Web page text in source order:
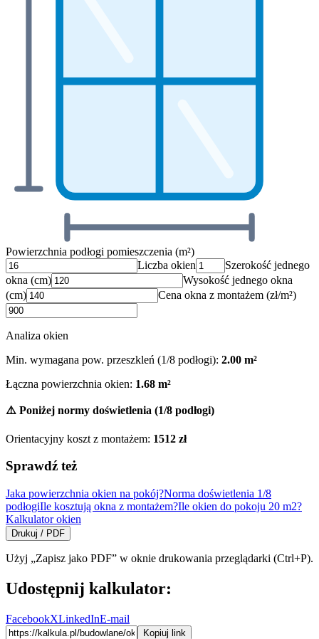
Powierzchnia podłogi pomieszczenia (m²)
Liczba okien
Szerokość jednego
okna (cm)
Wysokość jednego okna
(cm)
Cena okna z montażem (zł/m²)
Analiza okien
Min. wymagana pow. przeszkleń (1/8 podłogi): 2.00 m²
Łączna powierzchnia okien: 1.68 m²
⚠️ Poniżej normy doświetlenia (1/8 podłogi)
Orientacyjny koszt z montażem: 1512 zł
Sprawdź też
Jaka powierzchnia okien na pokój?Norma doświetlenia 1/8
podłogiIle kosztują okna z montażem?Ile okien do pokoju 20 m2?
Kalkulator okien
Drukuj / PDF
Użyj „Zapisz jako PDF” w oknie drukowania przeglądarki (Ctrl+P).
Udostępnij kalkulator:
FacebookXLinkedInE-mail
Kopiuj link